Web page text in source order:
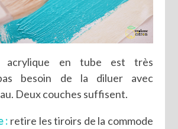
acrylique en tube est très
besoin de la diluer avec
Deux couches suffisent.
: retire les tiroirs de la commode